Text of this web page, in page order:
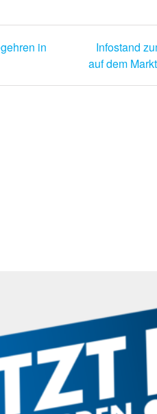
in
Infostand
auf dem Markt